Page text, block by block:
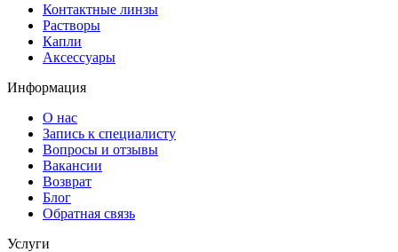
Контактные линзы
Растворы
Капли
Аксессуары
Информация
О нас
Запись к специалисту
Вопросы и отзывы
Вакансии
Возврат
Блог
Обратная связь
Услуги